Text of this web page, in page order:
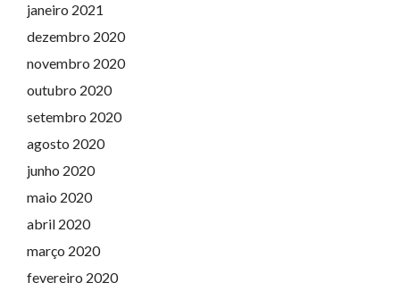
janeiro 2021
dezembro 2020
novembro 2020
outubro 2020
setembro 2020
agosto 2020
junho 2020
maio 2020
abril 2020
março 2020
fevereiro 2020